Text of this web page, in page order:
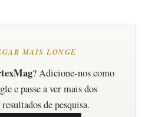
MAIS LONGE
? Adicione-nos como
e passe a ver mais dos
de pesquisa.